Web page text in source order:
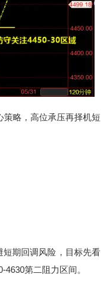
略，高位承压再择机短
期回调风险，目标先看
第二阻力区间。